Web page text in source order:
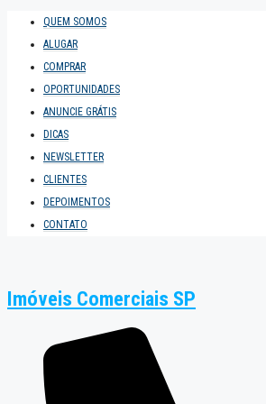
QUEM SOMOS
ALUGAR
COMPRAR
OPORTUNIDADES
ANUNCIE GRÁTIS
DICAS
NEWSLETTER
CLIENTES
DEPOIMENTOS
CONTATO
Imóveis Comerciais SP